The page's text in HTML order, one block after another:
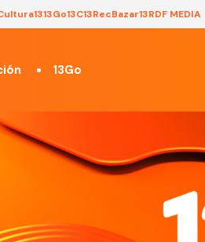
13Go13C13RecBazar13RDF MEDIA
13Go